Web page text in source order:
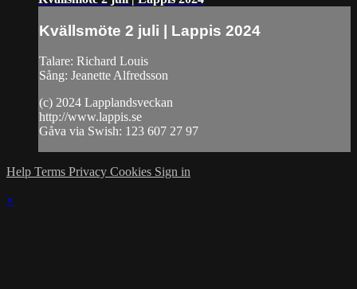
Kvällsmöte 2 juli | Lappis 2024
Talare: Richard Louis
Sång: Jeanette Alfredsson
(c) 2024 Lapplandsveckan
http://www.lappis.se
Gåva via Swish: 123 607 27 97
Help Terms Privacy Cookies Sign in
×